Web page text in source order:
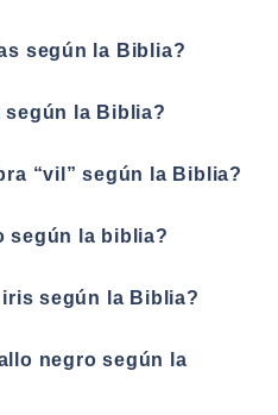
según la Biblia?
según la Biblia?
“vil” según la Biblia?
según la biblia?
según la Biblia?
negro según la